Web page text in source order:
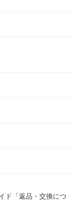
ド「返品・交換につ